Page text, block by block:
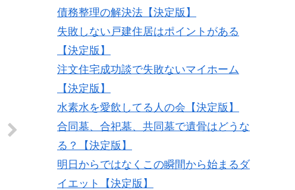
債務整理の解決法【決定版】
失敗しない戸建住居はポイントがある
【決定版】
注文住宅成功談で失敗ないマイホーム
【決定版】
水素水を愛飲してる人の会【決定版】
合同墓、合祀墓、共同墓で遺骨はどうな
る？【決定版】
明日からではなくこの瞬間から始まるダ
イエット【決定版】